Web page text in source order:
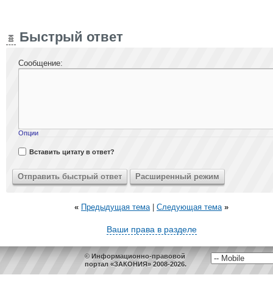
Быстрый ответ
Сообщение:
Опции
Вставить цитату в ответ?
« Предыдущая тема| Следующая тема »
Ваши права в разделе
© Информационно-правовой
портал «ЗАКОНИЯ» 2008-2026.